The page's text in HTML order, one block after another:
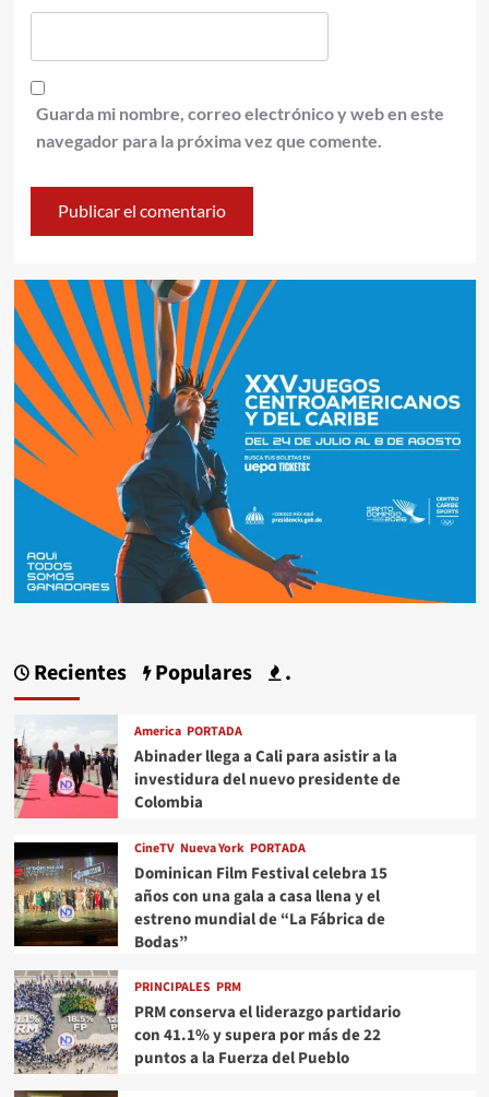
Guarda mi nombre, correo electrónico y web en este
navegador para la próxima vez que comente.
Recientes Populares .
America PORTADA
Abinader llega a Cali para asistir a la
investidura del nuevo presidente de
Colombia
CineTV Nueva York PORTADA
Dominican Film Festival celebra 15
años con una gala a casa llena y el
estreno mundial de “La Fábrica de
Bodas”
PRINCIPALES PRM
PRM conserva el liderazgo partidario
con 41.1% y supera por más de 22
puntos a la Fuerza del Pueblo